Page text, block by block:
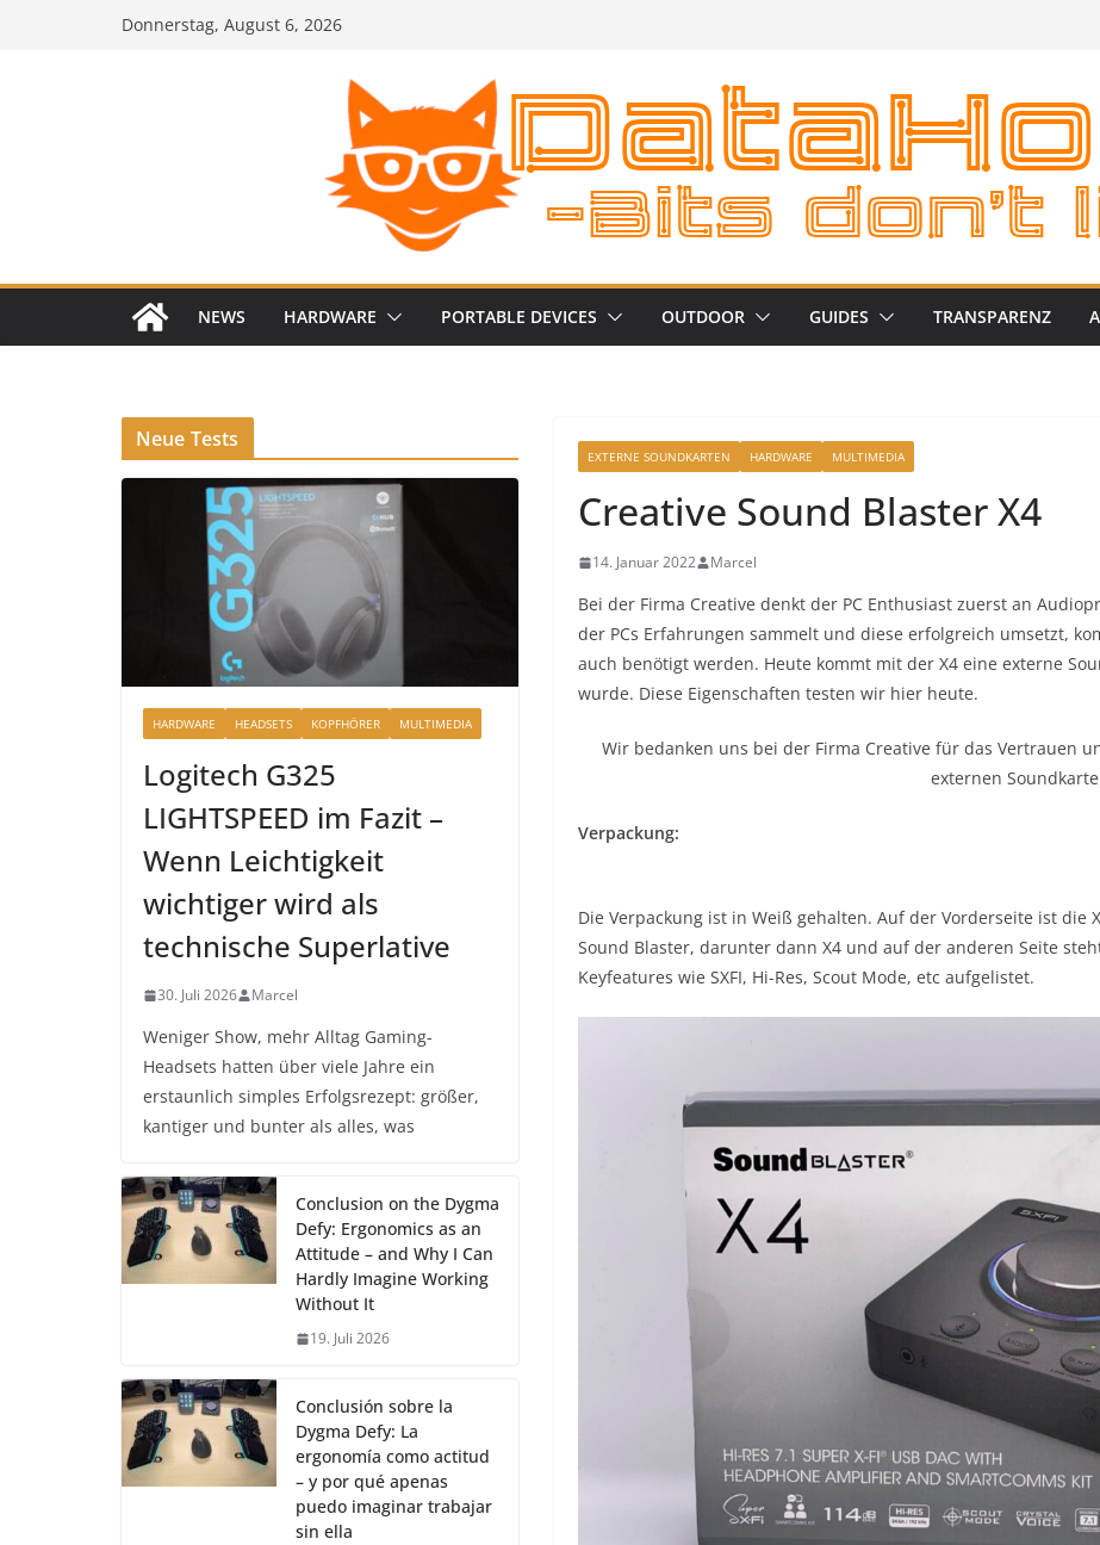
Donnerstag, August 6, 2026
NEWS HARDWARE PORTABLE DEVICES OUTDOOR GUIDES TRANSPARENZ
EXTERNE SOUNDKARTEN HARDWARE MULTIMEDIA
Creative Sound Blaster X4
14. Januar 2022 Marcel
Bei der Firma Creative denkt der PC Enthusiast zuerst an
der PCs Erfahrungen sammelt und diese erfolgreich umsetzt,
auch benötigt werden. Heute kommt mit der X4 eine externe
wurde. Diese Eigenschaften testen wir hier heute.
Wir bedanken uns bei der Firma Creative für das Vertrauen
externen
Verpackung:
Die Verpackung ist in Weiß gehalten. Auf der Vorderseite ist die
Sound Blaster, darunter dann X4 und auf der anderen Seite
Keyfeatures wie SXFI, Hi-Res, Scout Mode, etc aufgelistet.
Neue Tests
HARDWARE HEADSETS KOPFHÖRER MULTIMEDIA
Logitech G325
LIGHTSPEED im Fazit –
Wenn Leichtigkeit
wichtiger wird als
technische Superlative
30. Juli 2026 Marcel
Weniger Show, mehr Alltag Gaming-
Headsets hatten über viele Jahre ein
erstaunlich simples Erfolgsrezept: größer,
kantiger und bunter als alles, was
Conclusion on the Dygma
Defy: Ergonomics as an
Attitude – and Why I Can
Hardly Imagine Working
Without It
19. Juli 2026
Conclusión sobre la
Dygma Defy: La
ergonomía como actitud
– y por qué apenas
puedo imaginar trabajar
sin ella